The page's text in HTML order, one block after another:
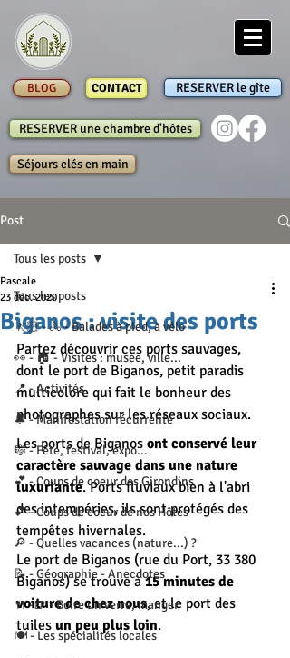
BLOG CONTACT RESERVER le gîte
RESERVER une chambre d'hôtes
Séjours clés en main
Post
Tous les posts
🚶🏻 - 🚴 - Balades à pied, à vélo
👀 - 🏠 - Visites : musée, ville...
📍 - Activités
🔔 - Manifestation récurrente
🎼 - Fête, festival, expo...
💕 - Coups de coeur des Girondins
💕 - Coups de coeur de nos Hôtes
🔎 - Quelles vacances (nature...) ?
📝 - Géographie - Anecdotes
🍴 -🍺 - Boire un verre, manger
🍽 - Les spécialités locales
Tous les posts
Biganos : visite des ports
Pascale
23 déc. 2020
Partez découvrir ces ports sauvages,
dont le port de Biganos, petit paradis
multicolore qui fait le bonheur des
photographes sur les réseaux sociaux.
Les ports de Biganos ont conservé leur
caractère sauvage dans une nature
luxuriante. Ports fluviaux bien à l'abri
des intempéries, ils sont protégés des
tempêtes hivernales.
Le port de Biganos (rue du Port, 33 380
Biganos) se trouve à 15 minutes de
voiture de chez nous, et le port des
tuiles un peu plus loin.